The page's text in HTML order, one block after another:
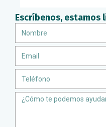
Escríbenos,
Message